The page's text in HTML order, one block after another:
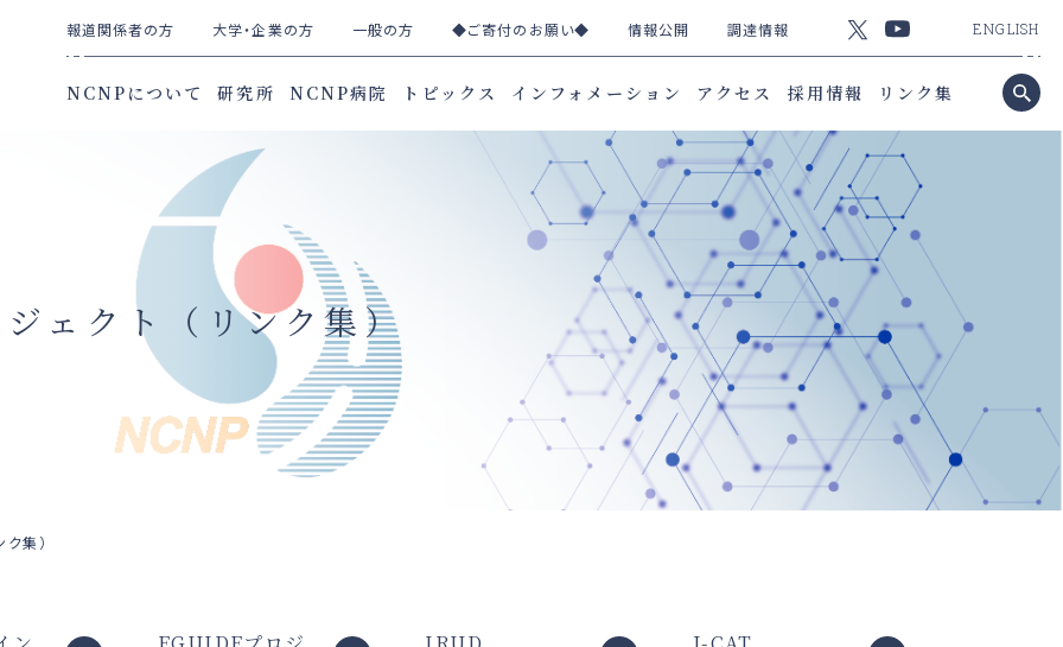
報道関係者の方 大学・企業の方 一般の方 ◆ご寄付のお願い◆ 情報公開 調達情報 ENGLISH
NCNPについて 研究所 NCNP病院 トピックス インフォメーション アクセス 採用情報 リンク集
ェクト（リンク集）
集）